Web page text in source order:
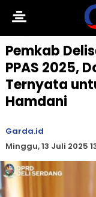
Pemkab
PPAS 2025,
Ternyata
Hamdani
Garda.id
Minggu, 13 Juli 2025